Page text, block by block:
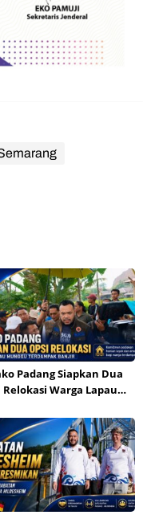
Padang Siapkan Dua
Relokasi Warga Lapau